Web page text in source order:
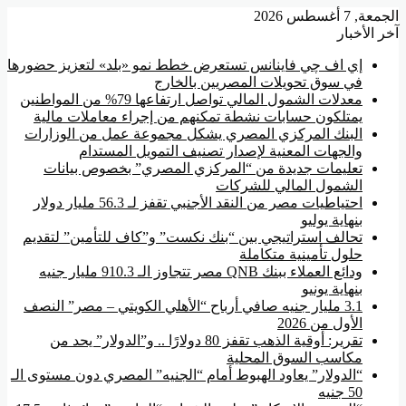
7 أغسطس 2026
الأخبار
إي اف چي فاينانس تستعرض خطط نمو «بلد» لتعزيز حضورها
في سوق تحويلات المصريين بالخارج
معدلات الشمول المالي تواصل ارتفاعها 79% من المواطنين
يمتلكون حسابات نشطة تمكنهم من إجراء معاملات مالية
البنك المركزي المصري يشكل مجموعة عمل من الوزارات
والجهات المعنية لإصدار تصنيف التمويل المستدام
تعليمات جديدة من “المركزي المصري” بخصوص بيانات
الشمول المالي للشركات
احتياطيات مصر من النقد الأجنبي تقفز لـ 56.3 مليار دولار
بنهاية يوليو
تحالف استراتيجي بين “بنك نكست” و”كاف للتأمين” لتقديم
حلول تأمينية متكاملة
ودائع العملاء ببنك QNB مصر تتجاوز الـ 910.3 مليار جنيه
بنهاية يونيو
3.1 مليار جنيه صافي أرباح “الأهلي الكويتي – مصر” النصف
الأول من 2026
تقرير: أوقية الذهب تقفز 80 دولارًا .. و”الدولار” يحد من
مكاسب السوق المحلية
“الدولار” يعاود الهبوط أمام “الجنيه” المصري دون مستوى الـ